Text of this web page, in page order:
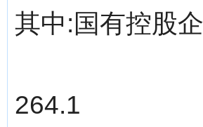
其中:国有控股
264.1